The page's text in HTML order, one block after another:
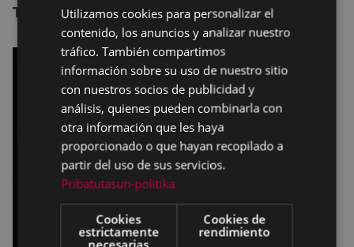
Teatro COLISEO BASQUE
SPANISH
Utilizamos cookies para personalizar el
contenido, los anuncios y analizar nuestro
tráfico. También compartimos
información sobre su uso de nuestro sitio
con nuestros socios de publicidad y
análisis, quienes pueden combinarla con
otra información que les haya
proporcionado o que hayan recopilado a
partir del uso de sus servicios.
Pribatutasun-politika
Cookies
estrictamente
necesarias
Cookies de
rendimiento